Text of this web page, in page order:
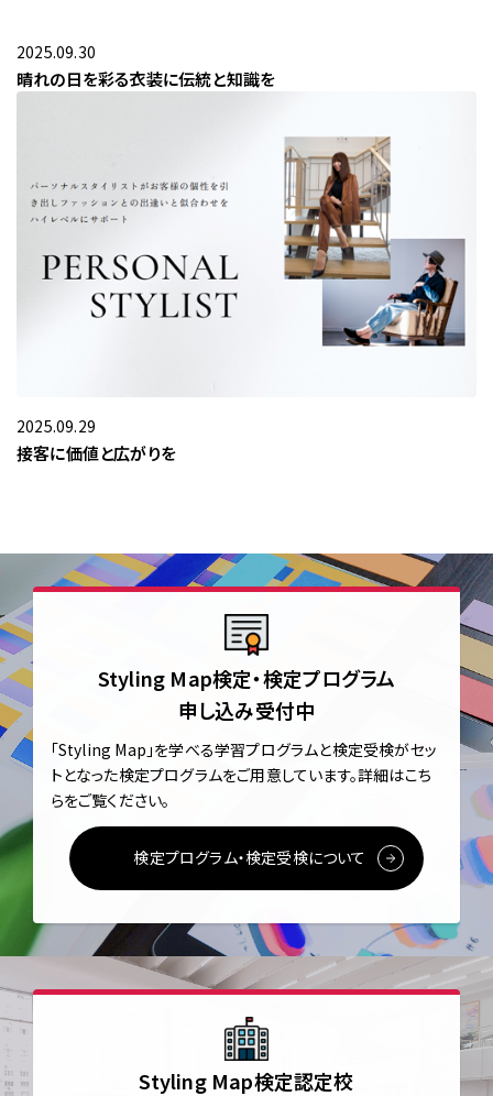
2025.09.30
晴れの日を彩る衣装に伝統と知識を
2025.09.29
接客に価値と広がりを
Styling Map検定・検定プログラム
申し込み受付中
「Styling Map」を学べる学習プログラムと検定受検がセッ
トとなった検定プログラムをご用意しています。詳細はこち
らをご覧ください。
検定プログラム・検定受検について
Styling Map検定認定校